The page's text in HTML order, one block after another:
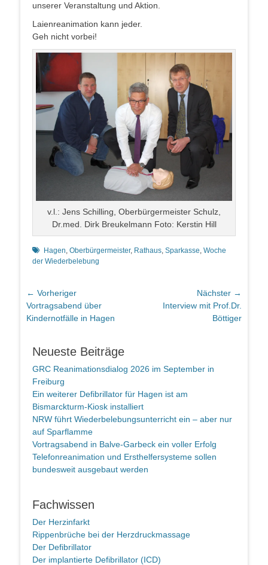
unserer Veranstaltung und Aktion.
Laienreanimation kann jeder.
Geh nicht vorbei!
v.l.: Jens Schilling, Oberbürgermeister Schulz,
Dr.med. Dirk Breukelmann Foto: Kerstin Hill
Schlagworte
Hagen Oberbürgermeister, Rathaus Sparkasse Woche
der Wiederbelebung
Beitragsnavigation
← Vorheriger
Vorheriger
Beitrag:
Vortragsabend über
Kindernotfälle in Hagen
Nächster →
NächsterInterview mit Prof.Dr.
Böttiger
Neueste Beiträge
GRC Reanimationsdialog 2026 im September in
Freiburg
Ein weiterer Defibrillator für Hagen ist am
Bismarckturm-Kiosk installiert
NRW führt Wiederbelebungsunterricht ein – aber nur
auf Sparflamme
Vortragsabend in Balve-Garbeck ein voller Erfolg
Telefonreanimation und Ersthelfersysteme sollen
bundesweit ausgebaut werden
Fachwissen
Der Herzinfarkt
Rippenbrüche bei der Herzdruckmassage
Der Defibrillator
Der implantierte Defibrillator (ICD)